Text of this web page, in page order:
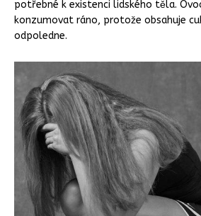
potřebné k existenci lidského těla.
konzumovat ráno, protože obsahuje
odpoledne.